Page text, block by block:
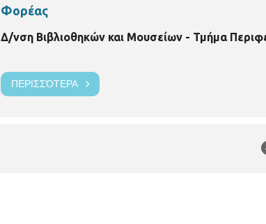
Φορέας
Δ/νση Βιβλιοθηκών και Μουσείων - Τμήμα
ΠΕΡΙΣΣΌΤΕΡΑ